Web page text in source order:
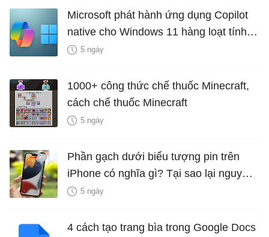
Microsoft phát hành ứng dụng Copilot
native cho Windows 11 hàng loạt tính
năng mới Hữu Ích
5 ngày
1000+ công thức chế thuốc Minecraft,
cách chế thuốc Minecraft
5 ngày
Phần gạch dưới biểu tượng pin trên
iPhone có nghĩa gì? Tại sao lại nguy
hiểm?
5 ngày
4 cách tạo trang bìa trong Google Docs